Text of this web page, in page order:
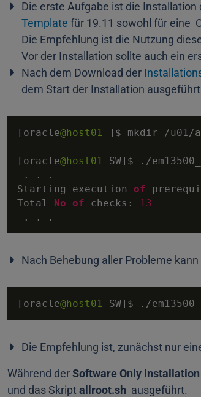
Die erste Aufgabe ist die Installation
Template für 19.11 sowohl für eine
Die Empfehlung ist die Nutzung
Vor der Installation sollte auch ein
Nach dem Download der
dem Start der Installation
[oracle@host01 ]$ mkdir /u01 /
[oracle@host01 SW]$ . /
. . .
Starting execution of
Total No of checks:
13
. . .
Nach Behebung aller Probleme
[oracle@host01 SW]$ . /
Die Empfehlung ist, zunächst nur
Während derSoftware Only Installation
und das Skript allroot.sh ausgeführt.